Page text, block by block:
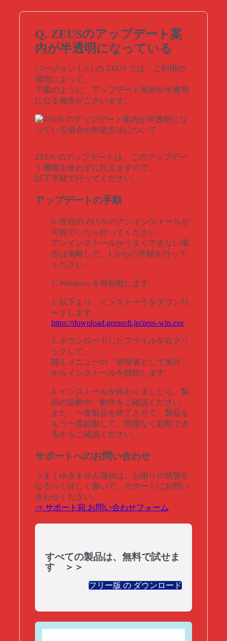
Q. ZEUSのアップデート案
内が半透明になっている
バージョン 1.3.1 の ZEUS では、ご利用の
環境によって、
下図のように、アップデート画面が半透明
になる報告がございます。
ZEUS のアップデートは、このアップデー
ト機能を使わずに行えますので、
以下手順で行ってください。
アップデートの手順
0. 現在の ZEUS のアンインストールが
可能でしたら行ってください。
アンインストールがうまくできない場
合は省略して、1 からの手順を行って
ください。
1. Windows を再起動します
2. 以下より、インストーラをダウンロ
ードします
https://download.gemsoft.jp/zeus-win.exe
3. ダウンロードしたファイルを右クリ
ックして、
開くメニューの「管理者として実行」
からインストールを開始します
4. インストールが終わりましたら、製
品の起動や、動作をご確認ください
また、一度製品を終了させて、製品を
もう一度起動して、問題なく起動でき
るかもご確認ください。
サポートへのお問い合わせ
うまくゆきません場合は、お困りの状態を
なるべく詳しく書いて、サポートにお問い
合わせください。
⇒ サポート宛 お問い合わせフォーム
すべての製品は、無料で試せま
す ＞＞
フリー版 の ダウンロード